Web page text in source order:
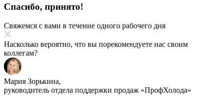
Спасибо, принято!
Свяжемся с вами в течение одного рабочего дня
Насколько вероятно, что вы порекомендуете нас своим
коллегам?
Мария Зорькина,
руководитель отдела поддержки продаж «ПрофХолода»